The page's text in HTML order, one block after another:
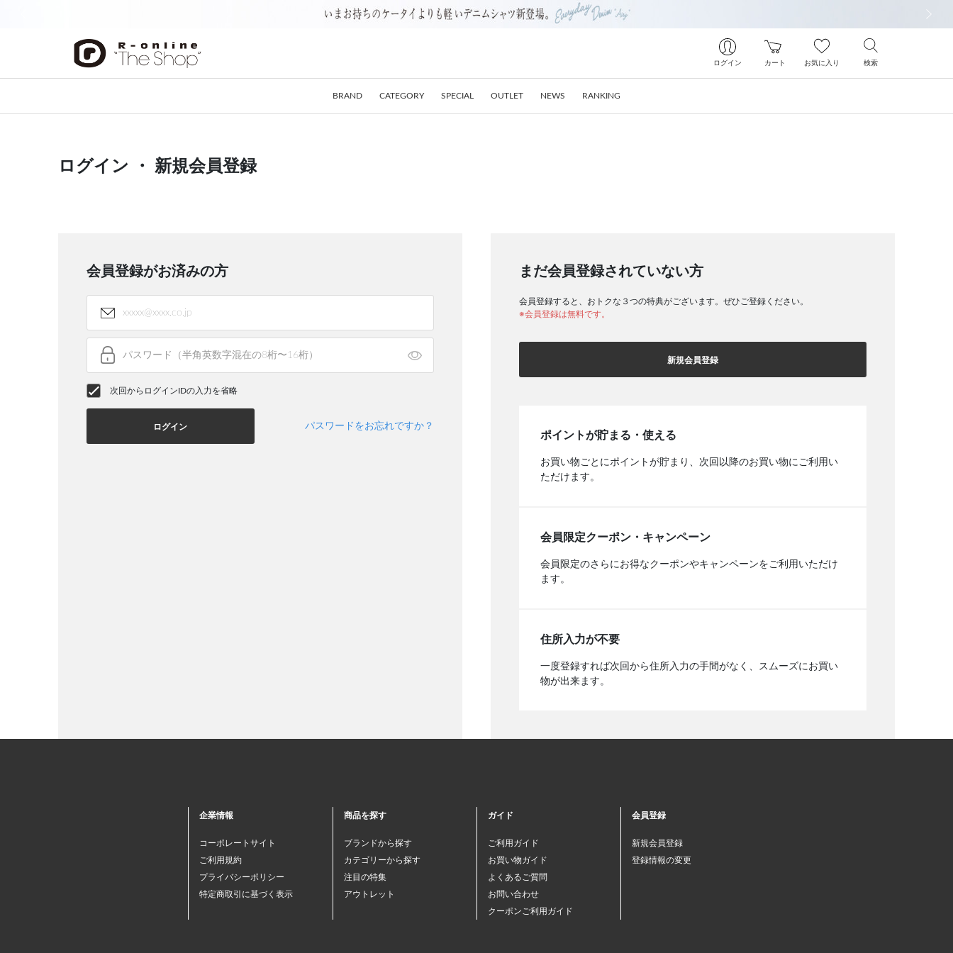
ログイン カート お気に入り 検索
BRAND CATEGORY SPECIAL OUTLET NEWS RANKING
ログイン ・ 新規会員登録
会員登録がお済みの方
次回からログインIDの入力を省略
ログイン パスワードをお忘れですか？
まだ会員登録されていない方
会員登録すると、おトクな３つの特典がございます。ぜひご登録ください。
※会員登録は無料です。
新規会員登録
ポイントが貯まる・使える
お買い物ごとにポイントが貯まり、次回以降のお買い物にご利用い
ただけます。
会員限定クーポン・キャンペーン
会員限定のさらにお得なクーポンやキャンペーンをご利用いただけ
ます。
住所入力が不要
一度登録すれば次回から住所入力の手間がなく、スムーズにお買い
物が出来ます。
企業情報
コーポレートサイト
ご利用規約
プライバシーポリシー
特定商取引に基づく表示
商品を探す
ブランドから探す
カテゴリーから探す
注目の特集
アウトレット
ガイド
ご利用ガイド
お買い物ガイド
よくあるご質問
お問い合わせ
クーポンご利用ガイド
会員登録
新規会員登録
登録情報の変更